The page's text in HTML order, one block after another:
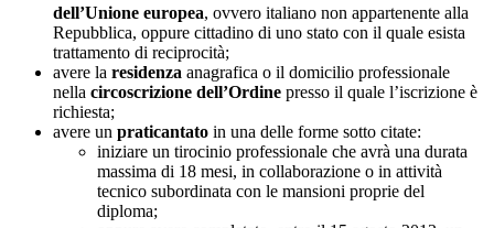
dell’Unione europea, ovvero italiano non appartenente alla
Repubblica, oppure cittadino di uno stato con il quale esista
trattamento di reciprocità;
avere la residenza anagrafica o il domicilio professionale
nella circoscrizione dell’Ordine presso il quale l’iscrizione è
richiesta;
avere un praticantato in una delle forme sotto citate:
iniziare un tirocinio professionale che avrà una durata
massima di 18 mesi, in collaborazione o in attività
tecnico subordinata con le mansioni proprie del
diploma;